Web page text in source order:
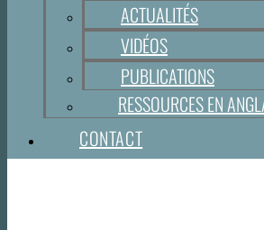
ACTUALITÉS
VIDÉOS
PUBLICATIONS
RESSOURCES EN
CONTACT